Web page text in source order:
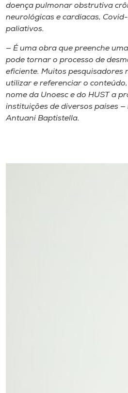
doença pulmonar obstrutiva
neurológicas e cardíacas,
paliativos.
— É uma obra que preenche
pode tornar o processo de
eficiente. Muitos pesquisadores
utilizar e referenciar o
nome da Unoesc e do HUST a
instituições de diversos países
Antuani Baptistella.